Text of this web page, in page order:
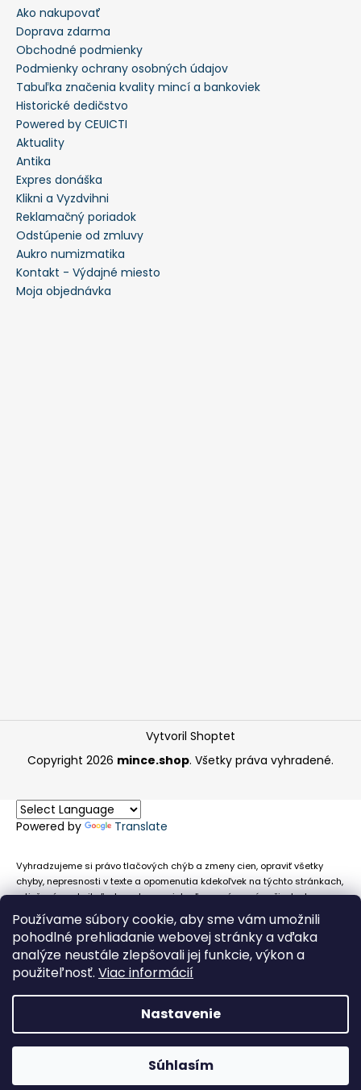
Používame súbory cookie, aby sme vám umožnili
pohodlné prehliadanie webovej stránky a vďaka
analýze neustále zlepšovali jej funkcie, výkon a
použiteľnosť. Viac informácií
Nastavenie
Súhlasím
Ako nakupovať
Doprava zdarma
Obchodné podmienky
Podmienky ochrany osobných údajov
Tabuľka značenia kvality mincí a bankoviek
Historické dedičstvo
Powered by CEUICTI
Aktuality
Antika
Expres donáška
Klikni a Vyzdvihni
Reklamačný poriadok
Odstúpenie od zmluvy
Aukro numizmatika
Kontakt - Výdajné miesto
Moja objednávka
Vytvoril Shoptet
Copyright 2026 mince.shop. Všetky práva vyhradené.
Messenger
Powered by Translate
Vyhradzujeme si právo tlačových chýb a zmeny cien, opraviť všetky
chyby, nepresnosti v texte a opomenutia kdekoľvek na týchto stránkach,
a tiež právo akejkoľvek osobe zamietnuť neoprávnenú požiadavku na
chybne uvedený text. Na stránkach sa môžu vyskytnúť technické
nepresnosti a typografické chyby alebo opomenutia v súvislosti s
informáciami zobrazenými na týchto stránkach, nevyplýva nám žiadna
povinnosť ani zodpovednosť v prípade, že sa spoliehajú na nepresné
informácie poskytované na týchto stránkach.